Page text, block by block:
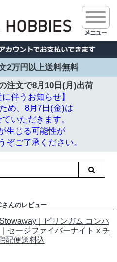
2万円以上送料無料
注文で8月10日(月)出荷
に伴うお知らせ】
め、8月7日(金)は
いただきます。
生じる可能性が
ぞご了承ください。
んのレビュー
｜ビリンガム コンパ
セージファイバーナイト x チ
配便送料込